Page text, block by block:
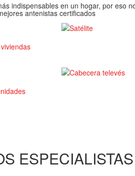
indispensables en un hogar, por eso
antenistas certificados
ESPECIALISTAS